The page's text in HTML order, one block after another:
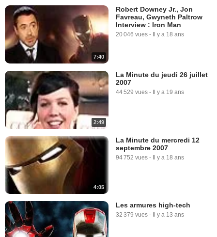
1:43
1:10
Iron Man Extrait vidéo (6) VF
18 804 vues - Il y a 18 ans
Iron Man Extrait vidéo (6) VO
5 676 vues - Il y a 18 ans
7:40
Robert Downey Jr., Jon
Favreau, Gwyneth Paltrow
Interview : Iron Man
20 046 vues - Il y a 18 ans
2:49
La Minute du jeudi 26 juillet
2007
44 529 vues - Il y a 19 ans
4:05
La Minute du mercredi 12
septembre 2007
94 752 vues - Il y a 18 ans
Les armures high-tech
32 379 vues - Il y a 13 ans